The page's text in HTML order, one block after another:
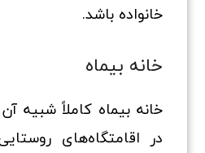
خانواده باشد.
خانه بیماه
خانه بیماه کاملاً شبیه
در اقامتگاه‌های